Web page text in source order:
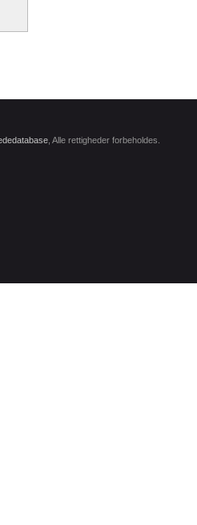
, Alle rettigheder forbeholdes.